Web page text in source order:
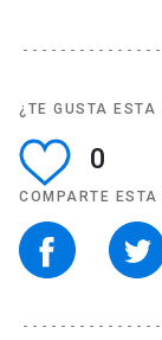
¿TE GUSTA ESTA
0
COMPARTE ESTA